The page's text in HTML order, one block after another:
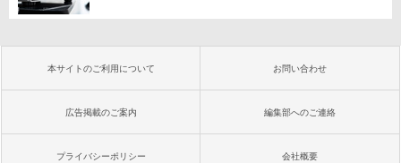
本サイトのご利用について お問い合わせ
広告掲載のご案内 編集部へのご連絡
プライバシーポリシー 会社概要